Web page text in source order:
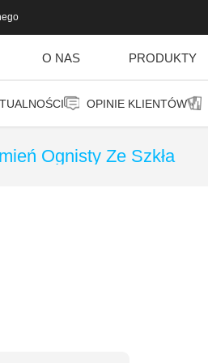
O NAS PRODUKTY
OPINIE KLIENTÓW
Ognisty Ze Szkła